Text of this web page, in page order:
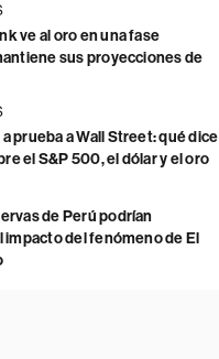
ve al oro en una fase
sus proyecciones de
prueba a Wall Street: qué dice
el S&P 500, el dólar y el oro
de Perú podrían
impacto del fenómeno de El